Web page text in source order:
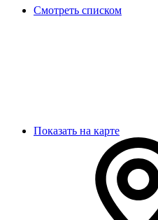
Смотреть списком
Показать на карте